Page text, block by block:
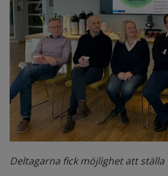
Deltagarna fick möjlighet att